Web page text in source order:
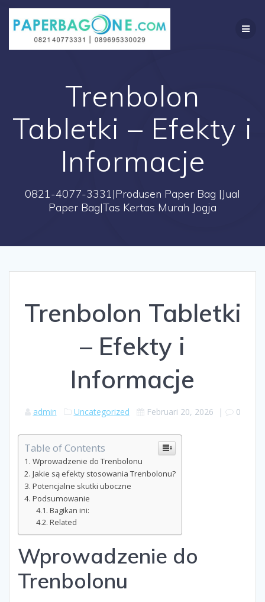
Skip
content
Trenbolon
Tabletki – Efekty i
Informacje
0821-4077-3331|Produsen Paper Bag |Jual
Paper Bag|Tas Kertas Murah Jogja
Trenbolon Tabletki
– Efekty i
Informacje
admin Uncategorized Februari 20, 2026 | 0
Table of Contents
Wprowadzenie do Trenbolonu
Jakie są efekty stosowania Trenbolonu?
Potencjalne skutki uboczne
Podsumowanie
Bagikan ini:
Related
Wprowadzenie do
Trenbolonu